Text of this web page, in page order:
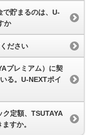
で貯まるのは、U-
か
ださい
プレミアム）に契
る。U-NEXTポイ
定額、TSUTAYA
すか。